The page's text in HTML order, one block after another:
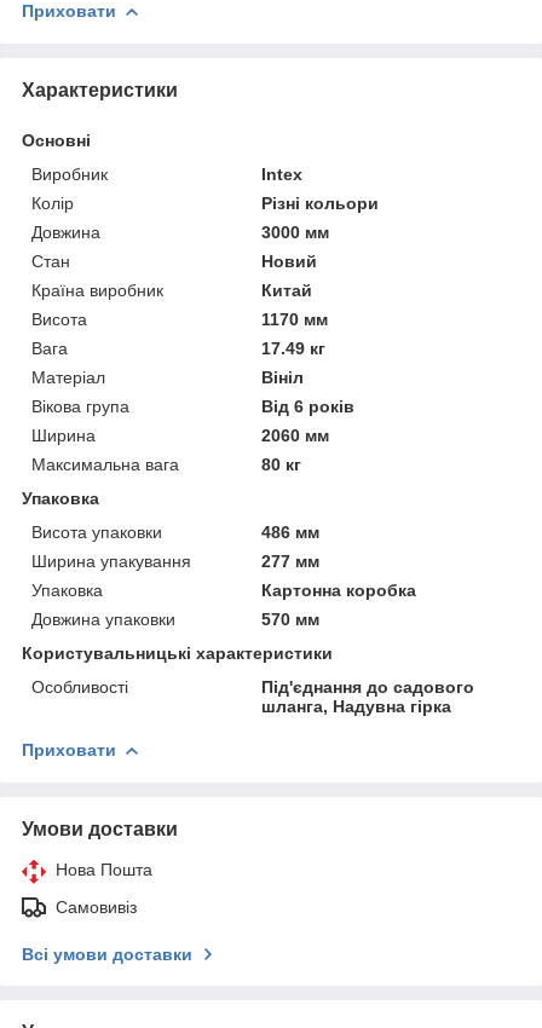
Приховати
Характеристики
Основні
Виробник
Intex
Колір
Різні кольори
Довжина
3000 мм
Стан
Новий
Країна виробник
Китай
Висота
1170 мм
Вага
17.49 кг
Матеріал
Вініл
Вікова група
Від 6 років
Ширина
2060 мм
Максимальна вага
80 кг
Упаковка
Висота упаковки
486 мм
Ширина упакування
277 мм
Упаковка
Картонна коробка
Довжина упаковки
570 мм
Користувальницькі характеристики
Особливості
Під'єднання до садового
шланга, Надувна гірка
Приховати
Умови доставки
Нова Пошта
Самовивіз
Всі умови доставки